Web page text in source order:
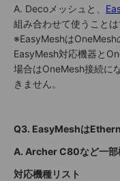
A. Decoメッシュと、
組み合わせて使うことは
※EasyMeshはOneMesh
EasyMesh対応機器と
場合はOneMesh接続に
きません。
Q3. EasyMeshは
A. Archer C80など一部
対応機種リスト